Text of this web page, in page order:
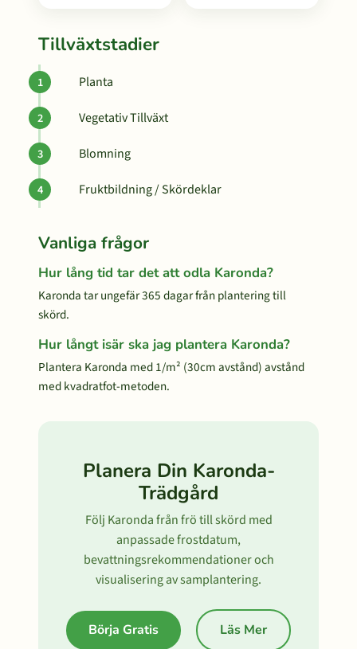
Tillväxtstadier
Planta
Vegetativ Tillväxt
Blomning
Fruktbildning / Skördeklar
Vanliga frågor
Hur lång tid tar det att odla Karonda?
Karonda tar ungefär 365 dagar från plantering till
skörd.
Hur långt isär ska jag plantera Karonda?
Plantera Karonda med 1/m² (30cm avstånd) avstånd
med kvadratfot-metoden.
Planera Din Karonda-
Trädgård
Följ Karonda från frö till skörd med
anpassade frostdatum,
bevattningsrekommendationer och
visualisering av samplantering.
Börja Gratis Läs Mer